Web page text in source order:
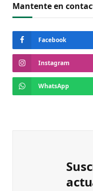
Mantente en
Facebook
Instagram
WhatsApp